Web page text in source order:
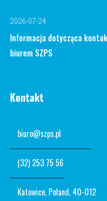
2026-07-24
Informacja dotycząca
biurem SZPS
Kontakt
biuro@szps.pl
(32) 253 75 56
Katowice, Poland, 40-012